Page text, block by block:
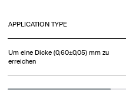
APPLICATION TYPE
Um eine Dicke (0,60±0,05) mm zu
erreichen